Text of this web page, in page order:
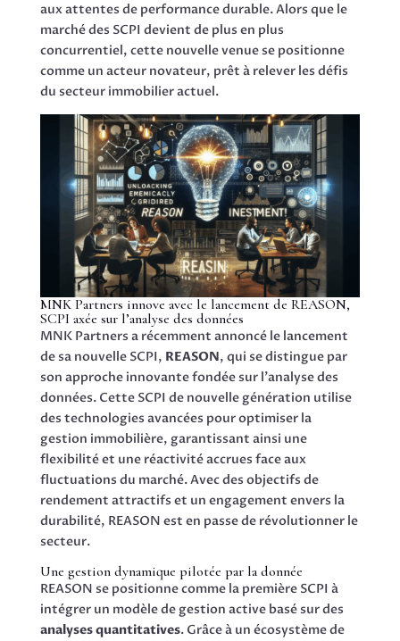
aux attentes de performance durable. Alors que le
marché des SCPI devient de plus en plus
concurrentiel, cette nouvelle venue se positionne
comme un acteur novateur, prêt à relever les défis
du secteur immobilier actuel.
MNK Partners innove avec le lancement de REASON,
SCPI axée sur l’analyse des données
MNK Partners a récemment annoncé le lancement
de sa nouvelle SCPI, REASON, qui se distingue par
son approche innovante fondée sur l’analyse des
données. Cette SCPI de nouvelle génération utilise
des technologies avancées pour optimiser la
gestion immobilière, garantissant ainsi une
flexibilité et une réactivité accrues face aux
fluctuations du marché. Avec des objectifs de
rendement attractifs et un engagement envers la
durabilité, REASON est en passe de révolutionner le
secteur.
Une gestion dynamique pilotée par la donnée
REASON se positionne comme la première SCPI à
intégrer un modèle de gestion active basé sur des
analyses quantitatives. Grâce à un écosystème de